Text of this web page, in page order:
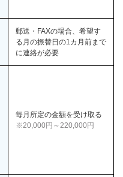
郵送・FAXの場合、希望す
る月の振替日の1カ月前まで
に連絡が必要
毎月所定の金額を受け取る
※20,000円～220,000円